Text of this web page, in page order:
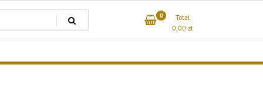
0
Total
0,00 zł